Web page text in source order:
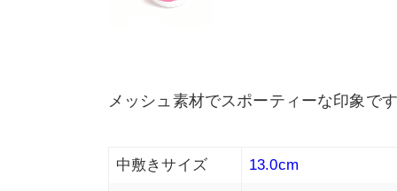
メッシュ素材でスポーティーな印象です
中敷きサイズ 13.0cm